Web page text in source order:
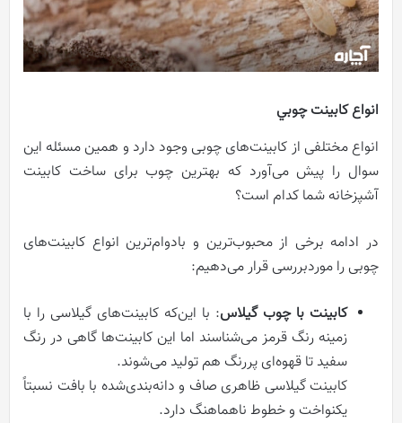
انواع کابینت چوبي
انواع مختلفی از کابینت‌های چوبی وجود دارد و همین مسئله این
سوال را پیش می‌آورد که بهترین چوب برای ساخت کابینت
آشپزخانه شما کدام است؟
در ادامه برخی از محبوب‌ترین و بادوام‌ترین انواع کابینت‌های
چوبی را موردبررسی قرار می‌دهیم:
کابینت با چوب گیلاس: با این‌که کابینت‌های گیلاسی را با
زمینه رنگ قرمز می‌شناسند اما این کابینت‌ها گاهی در رنگ
سفید تا قهوه‌ای پررنگ هم تولید می‌شوند.
کابینت گیلاسی ظاهری صاف و دانه‌بندی‌شده با بافت نسبتاً
یکنواخت و خطوط ناهماهنگ دارد.